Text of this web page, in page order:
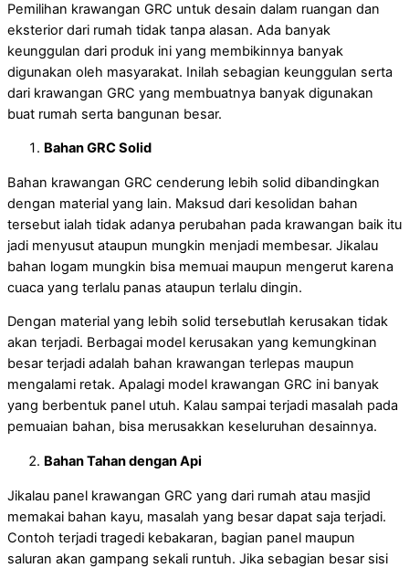
Pemilihan krawangan GRC untuk desain dalam ruangan dan
eksterior dari rumah tidak tanpa alasan. Ada banyak
keunggulan dari produk ini yang membikinnya banyak
digunakan oleh masyarakat. Inilah sebagian keunggulan serta
dari krawangan GRC yang membuatnya banyak digunakan
buat rumah serta bangunan besar.
Bahan GRC Solid
Bahan krawangan GRC cenderung lebih solid dibandingkan
dengan material yang lain. Maksud dari kesolidan bahan
tersebut ialah tidak adanya perubahan pada krawangan baik itu
jadi menyusut ataupun mungkin menjadi membesar. Jikalau
bahan logam mungkin bisa memuai maupun mengerut karena
cuaca yang terlalu panas ataupun terlalu dingin.
Dengan material yang lebih solid tersebutlah kerusakan tidak
akan terjadi. Berbagai model kerusakan yang kemungkinan
besar terjadi adalah bahan krawangan terlepas maupun
mengalami retak. Apalagi model krawangan GRC ini banyak
yang berbentuk panel utuh. Kalau sampai terjadi masalah pada
pemuaian bahan, bisa merusakkan keseluruhan desainnya.
Bahan Tahan dengan Api
Jikalau panel krawangan GRC yang dari rumah atau masjid
memakai bahan kayu, masalah yang besar dapat saja terjadi.
Contoh terjadi tragedi kebakaran, bagian panel maupun
saluran akan gampang sekali runtuh. Jika sebagian besar sisi